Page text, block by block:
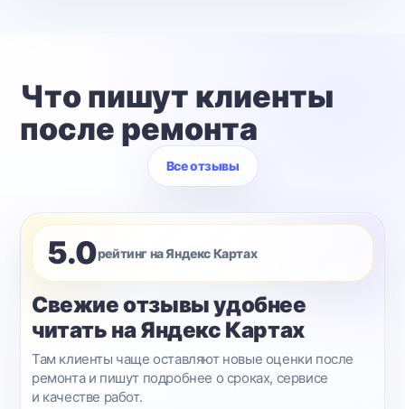
Что пишут клиенты
после ремонта
Все отзывы
5.0рейтинг на Яндекс Картах
Свежие отзывы удобнее
читать на Яндекс Картах
Там клиенты чаще оставляют новые оценки после
ремонта и пишут подробнее о сроках, сервисе
и качестве работ.